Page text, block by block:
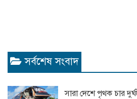
সর্বশেষ সংবাদ
সারা দেশে পৃথক চার